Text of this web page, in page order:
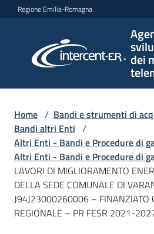
Vai al contenuto
Vai alla navigazione
Vai al footer
Regione Emilia-Romagna
dei
per lo
sviluppo
telematici
L'Agenzia
Bandi
Home / Bandi e strumenti di
Bandi altri Enti /
Altri Enti - Bandi e Procedure di
Altri Enti - Bandi e Procedure di
LAVORI DI MIGLIORAMENTO
DELLA SEDE COMUNALE DI
J94J23000260006 – FINANZIATO
REGIONALE – PR FESR 2021-